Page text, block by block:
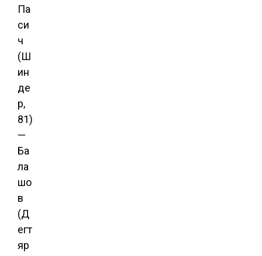
Па
си
ч
(Ш
ин
де
р,
81)
—
Ба
ла
шо
в
(Д
егт
яр